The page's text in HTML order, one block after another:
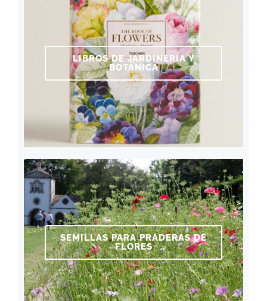
LIBROS DE JARDINERÍA Y
BOTÁNICA
SEMILLAS PARA PRADERAS DE
FLORES